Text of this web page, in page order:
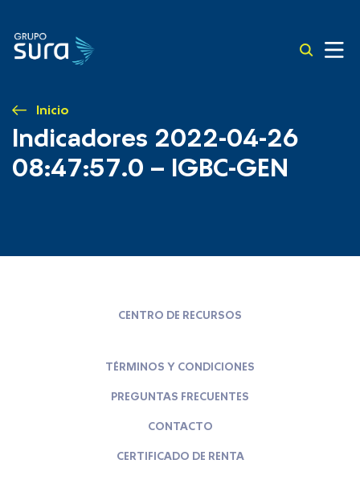
Inicio
Indicadores 2022-04-26
08:47:57.0 – IGBC-GEN
CENTRO DE RECURSOS
TÉRMINOS Y CONDICIONES
PREGUNTAS FRECUENTES
CONTACTO
CERTIFICADO DE RENTA